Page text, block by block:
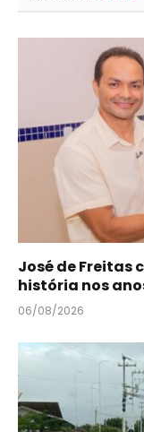
José de Freitas
história nos
06/08/2026